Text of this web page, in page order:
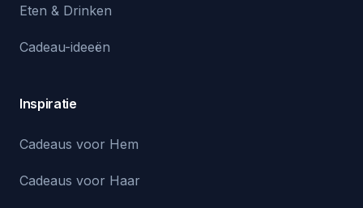
Eten & Drinken
Cadeau-ideeën
Inspiratie
Cadeaus voor Hem
Cadeaus voor Haar